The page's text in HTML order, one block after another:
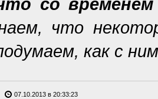
что
как с
07.10.2013 в 20:33:23